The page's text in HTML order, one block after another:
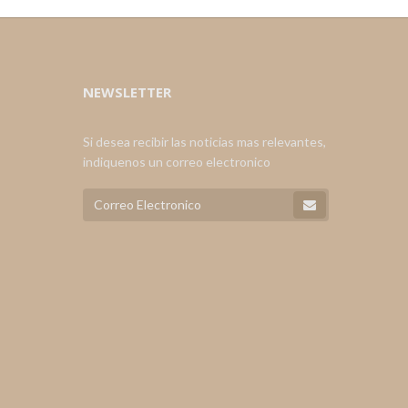
NEWSLETTER
Si desea recibir las noticias mas relevantes,
indiquenos un correo electronico